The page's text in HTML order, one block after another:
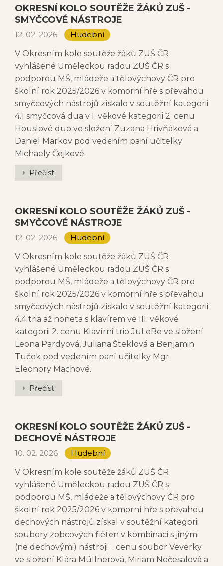
OKRESNÍ KOLO SOUTĚŽE ŽÁKŮ ZUŠ -
SMYČCOVÉ NÁSTROJE
12. 02. 2026
Hudební
V Okresním kole soutěže žáků ZUŠ ČR
vyhlášené Uměleckou radou ZUŠ ČR s
podporou MŠ, mládeže a tělovýchovy ČR pro
školní rok 2025/2026 v komorní hře s převahou
smyčcových nástrojů získalo v soutěžní kategorii
4.1 smyčcová dua v I. věkové kategorii 2. cenu
Houslové duo ve složení Zuzana Hrivňáková a
Daniel Markov pod vedením paní učitelky
Michaely Čejkové.
Přečíst
OKRESNÍ KOLO SOUTĚŽE ŽÁKŮ ZUŠ -
SMYČCOVÉ NÁSTROJE
12. 02. 2026
Hudební
V Okresním kole soutěže žáků ZUŠ ČR
vyhlášené Uměleckou radou ZUŠ ČR s
podporou MŠ, mládeže a tělovýchovy ČR pro
školní rok 2025/2026 v komorní hře s převahou
smyčcových nástrojů získalo v soutěžní kategorii
4.4 tria až noneta s klavírem ve III. věkové
kategorii 2. cenu Klavírní trio JuLeBe ve složení
Leona Pardyová, Juliana Šteklová a Benjamin
Tuček pod vedením paní učitelky Mgr.
Eleonory Machové.
Přečíst
OKRESNÍ KOLO SOUTĚŽE ŽÁKŮ ZUŠ -
DECHOVÉ NÁSTROJE
10. 02. 2026
Hudební
V Okresním kole soutěže žáků ZUŠ ČR
vyhlášené Uměleckou radou ZUŠ ČR s
podporou MŠ, mládeže a tělovýchovy ČR pro
školní rok 2025/2026 v komorní hře s převahou
dechových nástrojů získal v soutěžní kategorii
soubory zobcových fléten v kombinaci s jinými
(ne dechovými) nástroji 1. cenu soubor Veverky
ve složení Klára Müllnerová, Miriam Nečesalová a